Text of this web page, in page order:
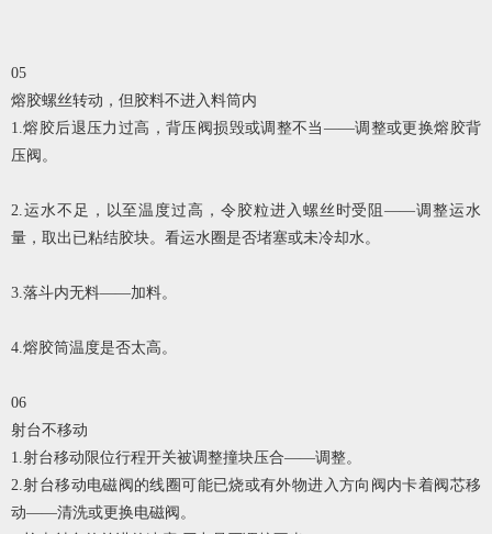
05
熔胶螺丝转动，但胶料不进入料筒内
1.熔胶后退压力过高，背压阀损毁或调整不当——调整或更换熔胶背
压阀。
2.运水不足，以至温度过高，令胶粒进入螺丝时受阻——调整运水
量，取出已粘结胶块。看运水圈是否堵塞或未冷却水。
3.落斗内无料——加料。
4.熔胶筒温度是否太高。
06
射台不移动
1.射台移动限位行程开关被调整撞块压合——调整。
2.射台移动电磁阀的线圈可能已烧或有外物进入方向阀内卡着阀芯移
动——清洗或更换电磁阀。